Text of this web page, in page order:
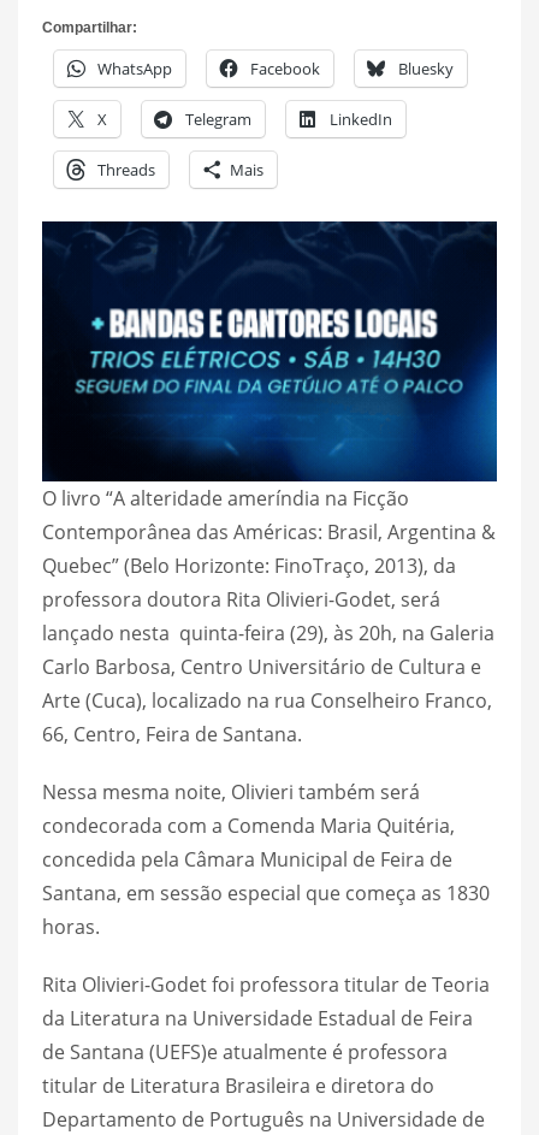
Compartilhar:
WhatsApp Facebook Bluesky
X Telegram LinkedIn
Threads Mais
O livro “A alteridade ameríndia na Ficção
Contemporânea das Américas: Brasil, Argentina &
Quebec” (Belo Horizonte: FinoTraço, 2013), da
professora doutora Rita Olivieri-Godet, será
lançado nesta quinta-feira (29), às 20h, na Galeria
Carlo Barbosa, Centro Universitário de Cultura e
Arte (Cuca), localizado na rua Conselheiro Franco,
66, Centro, Feira de Santana.
Nessa mesma noite, Olivieri também será
condecorada com a Comenda Maria Quitéria,
concedida pela Câmara Municipal de Feira de
Santana, em sessão especial que começa as 1830
horas.
Rita Olivieri-Godet foi professora titular de Teoria
da Literatura na Universidade Estadual de Feira
de Santana (UEFS)e atualmente é professora
titular de Literatura Brasileira e diretora do
Departamento de Português na Universidade de